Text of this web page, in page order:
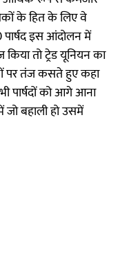
के हित के लिए वे
इस आंदोलन में
तो ट्रेड यूनियन का
पर तंज कसते हुए कहा
पार्षदों को आगे आना
बहाली हो उसमें